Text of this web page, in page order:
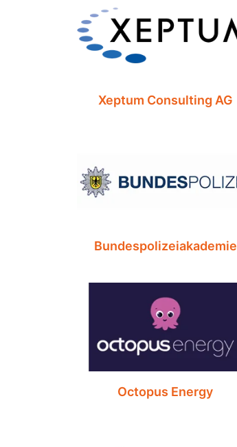
Xeptum Consulting AG
Bundespolizeiakademie
Octopus Energy